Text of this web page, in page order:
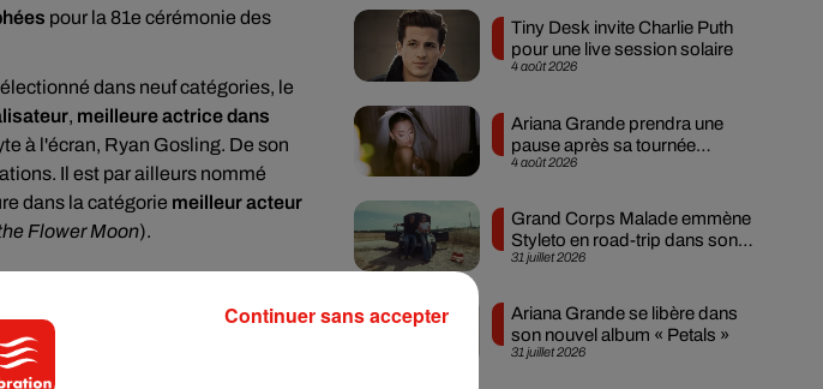
pour la 81e cérémonie des
dans neuf catégories, le
, meilleure actrice dans
à l'écran, Ryan Gosling. De son
Il est par ailleurs nommé
dans la catégorie meilleur acteur
Flower Moon).
4 août 2026
Tiny Desk invite Charlie Puth
pour une live session solaire
4 août 2026
Ariana Grande prendra une
pause après sa tournée
mondiale
31 juillet 2026
Grand Corps Malade emmène
Styleto en road-trip dans son
nouveau clip
31 juillet 2026
Ariana Grande se libère dans
son nouvel album « Petals »
Continuer sans accepter